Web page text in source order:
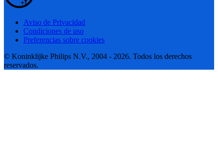
Aviso de Privacidad
Condiciones de uso
Preferencias sobre cookies
© Koninklijke Philips N.V., 2004 - 2026. Todos los derechos
reservados.